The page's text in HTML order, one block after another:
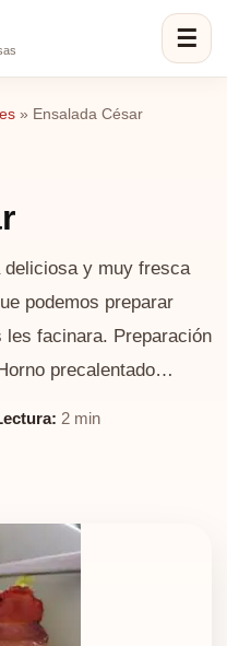
☰
» Ensalada César
deliciosa y muy fresca
podemos preparar
facinara. Preparación
precalentado…
2 min